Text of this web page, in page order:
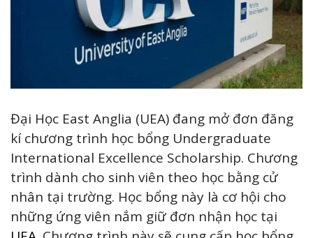
Đại Học East Anglia (UEA) đang mở đơn đăng
kí chương trình học bổng Undergraduate
International Excellence Scholarship. Chương
trình dành cho sinh viên theo học bằng cử
nhân tại trường. Học bổng này là cơ hội cho
những ứng viên nắm giữ đơn nhận học tại